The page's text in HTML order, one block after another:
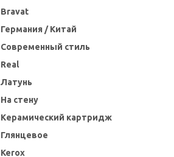
Bravat
Германия / Китай
Современный стиль
Real
Латунь
На стену
Керамический картридж
Глянцевое
Kerox